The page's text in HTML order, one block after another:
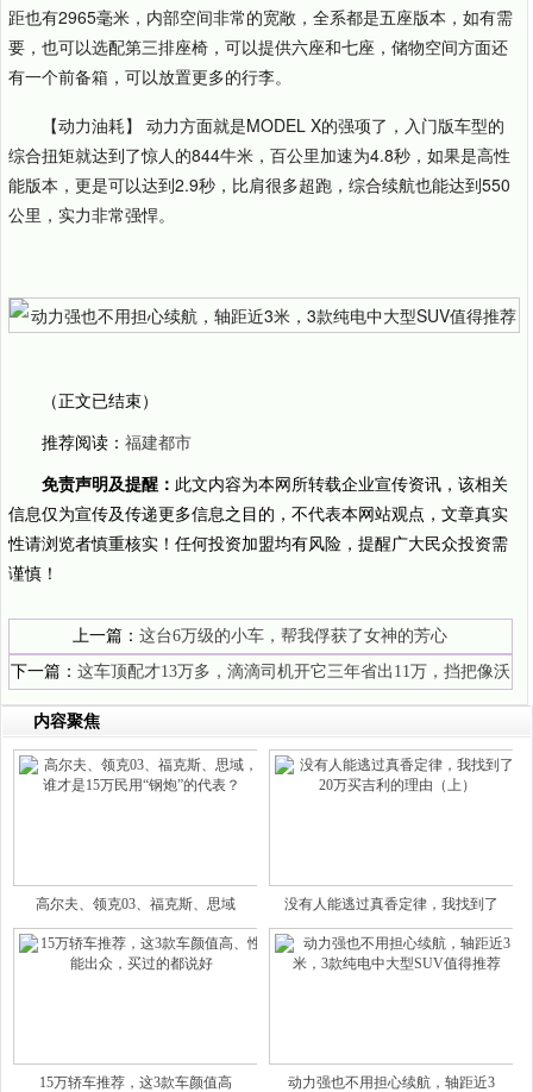
距也有2965毫米，内部空间非常的宽敞，全系都是五座版本，如有需
要，也可以选配第三排座椅，可以提供六座和七座，储物空间方面还
有一个前备箱，可以放置更多的行李。
【动力油耗】 动力方面就是MODEL X的强项了，入门版车型的
综合扭矩就达到了惊人的844牛米，百公里加速为4.8秒，如果是高性
能版本，更是可以达到2.9秒，比肩很多超跑，综合续航也能达到550
公里，实力非常强悍。
（正文已结束）
推荐阅读： 福建都市
免责声明及提醒： 此文内容为本网所转载企业宣传资讯，该相关
信息仅为宣传及传递更多信息之目的，不代表本网站观点，文章真实
性请浏览者慎重核实！任何投资加盟均有风险，提醒广大民众投资需
谨慎！
上一篇：这台6万级的小车，帮我俘获了女神的芳心
下一篇： 这车顶配才13万多，滴滴司机开它三年省出11万，挡把像沃
尔沃XC60
内容聚焦
高尔夫、领克03、福克斯、思域 没有人能逃过真香定律，我找到了
15万轿车推荐，这3款车颜值高 动力强也不用担心续航，轴距近3